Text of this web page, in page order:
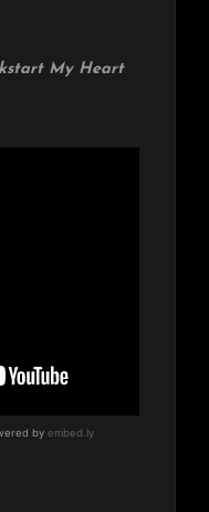
My Heart